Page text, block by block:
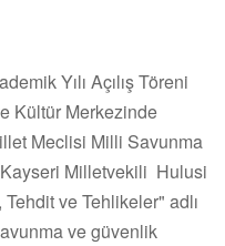
Yılı Açılış Töreni
Kültür Merkezinde
Meclisi Milli Savunma
Milletvekili Hulusi
ve Tehlikeler" adlı
ve güvenlik